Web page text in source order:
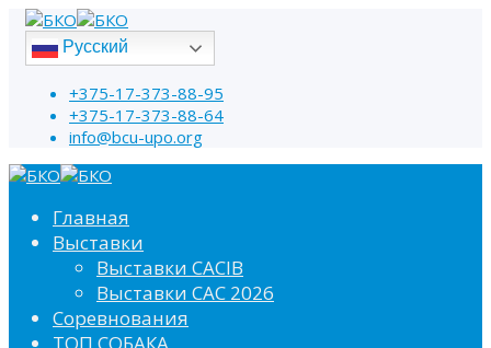
Русский
+375-17-373-88-95
+375-17-373-88-64
info@bcu-upo.org
Главная
Выставки
Выставки CACIB
Выставки САС 2026
Соревнования